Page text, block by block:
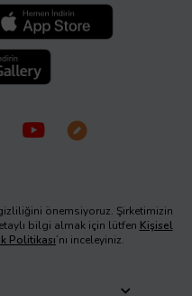
önemsiyoruz. Şirketimizin
bilgi almak için lütfen Kişisel
Politikası’nı inceleyiniz.